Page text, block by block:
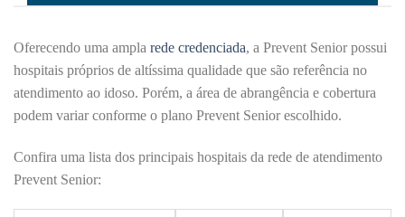
Oferecendo uma ampla rede credenciada, a Prevent Senior possui
hospitais próprios de altíssima qualidade que são referência no
atendimento ao idoso. Porém, a área de abrangência e cobertura
podem variar conforme o plano Prevent Senior escolhido.
Confira uma lista dos principais hospitais da rede de atendimento
Prevent Senior: